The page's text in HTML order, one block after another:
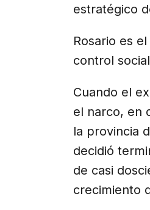
estratégico
Rosario es
control
Cuando el
el narco, en
la provincia
decidió
de casi
crecimiento